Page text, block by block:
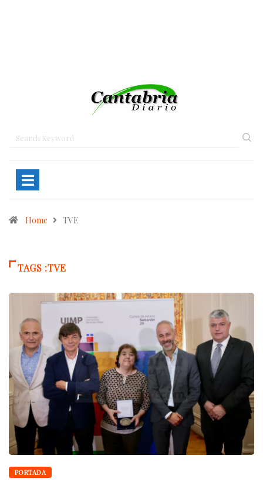
Home TVE
TAGS :TVE
PORTADA